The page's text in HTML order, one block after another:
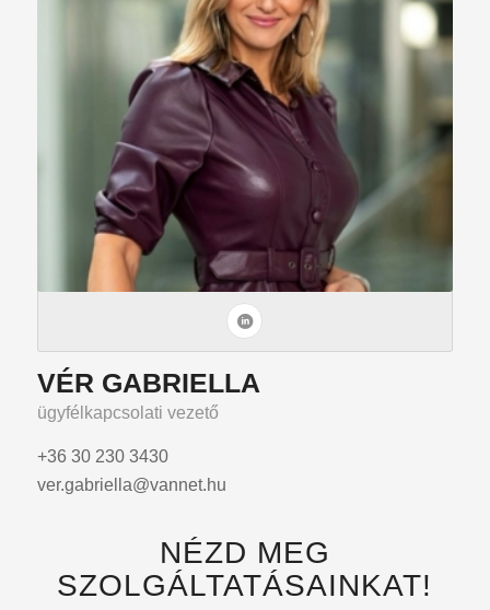
VÉR GABRIELLA
ügyfélkapcsolati vezető
+36 30 230 3430
ver.gabriella@vannet.hu
NÉZD MEG
SZOLGÁLTATÁSAINKAT!